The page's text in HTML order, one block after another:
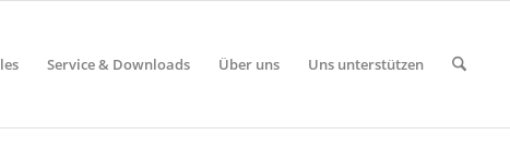
Service & Downloads Über uns Uns unterstützen